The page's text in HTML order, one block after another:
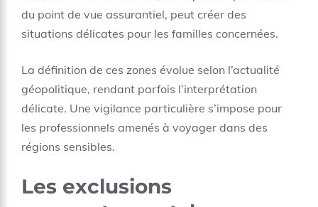
du point de vue assurantiel, peut créer des
situations délicates pour les familles concernées.
La définition de ces zones évolue selon l’actualité
géopolitique, rendant parfois l’interprétation
délicate. Une vigilance particulière s’impose pour
les professionnels amenés à voyager dans des
régions sensibles.
Les exclusions